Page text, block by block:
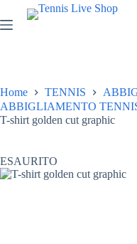
al
contenuto
Home TENNIS
ABBIGLIAMENTO
T-shirt golden cut graphic
ESAURITO